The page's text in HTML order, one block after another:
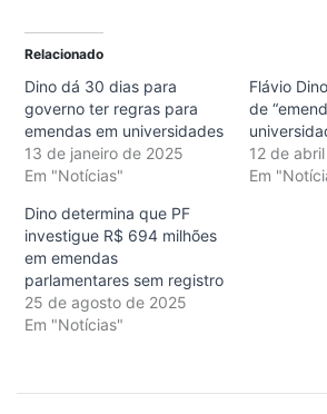
Relacionado
Dino dá 30 dias para
governo ter regras para
emendas em universidades
13 de janeiro de 2025
Em "Notícias"
Flávio
de
12 de
Em
Dino determina que PF
investigue R$ 694 milhões
em emendas
parlamentares sem registro
25 de agosto de 2025
Em "Notícias"